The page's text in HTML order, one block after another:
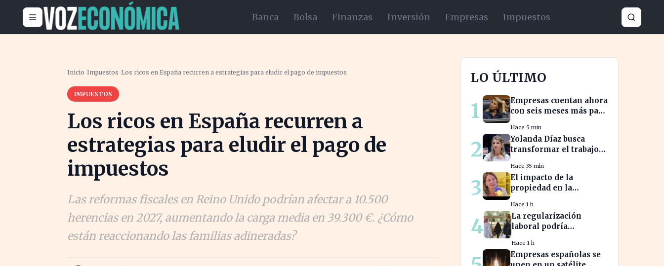
Banca Bolsa Finanzas Inversión Empresas Impuestos
Inicio ›Impuestos ›Los ricos en España recurren a estrategias para eludir el pago de impuestos
IMPUESTOS
Los ricos en España recurren a
estrategias para eludir el pago de
impuestos
Las reformas fiscales en Reino Unido podrían afectar a 10.500
herencias en 2027, aumentando la carga media en 39.300 €. ¿Cómo
están reaccionando las familias adineradas?
LO ÚLTIMO
1
Empresas cuentan ahora
con seis meses más para
salarial sin
restricciones de
confidencialidad
Hace 5 min
2
Yolanda Díaz busca
transformar el trabajo
de derechos laborales
Hace 35 min
3
El impacto de la
propiedad en la
advierten sobre su
relevancia tras los 40
Hace 1 h
4
La regularización
laboral podría
trabajadores en España
este año.
Hace 1 h
Empresas españolas se